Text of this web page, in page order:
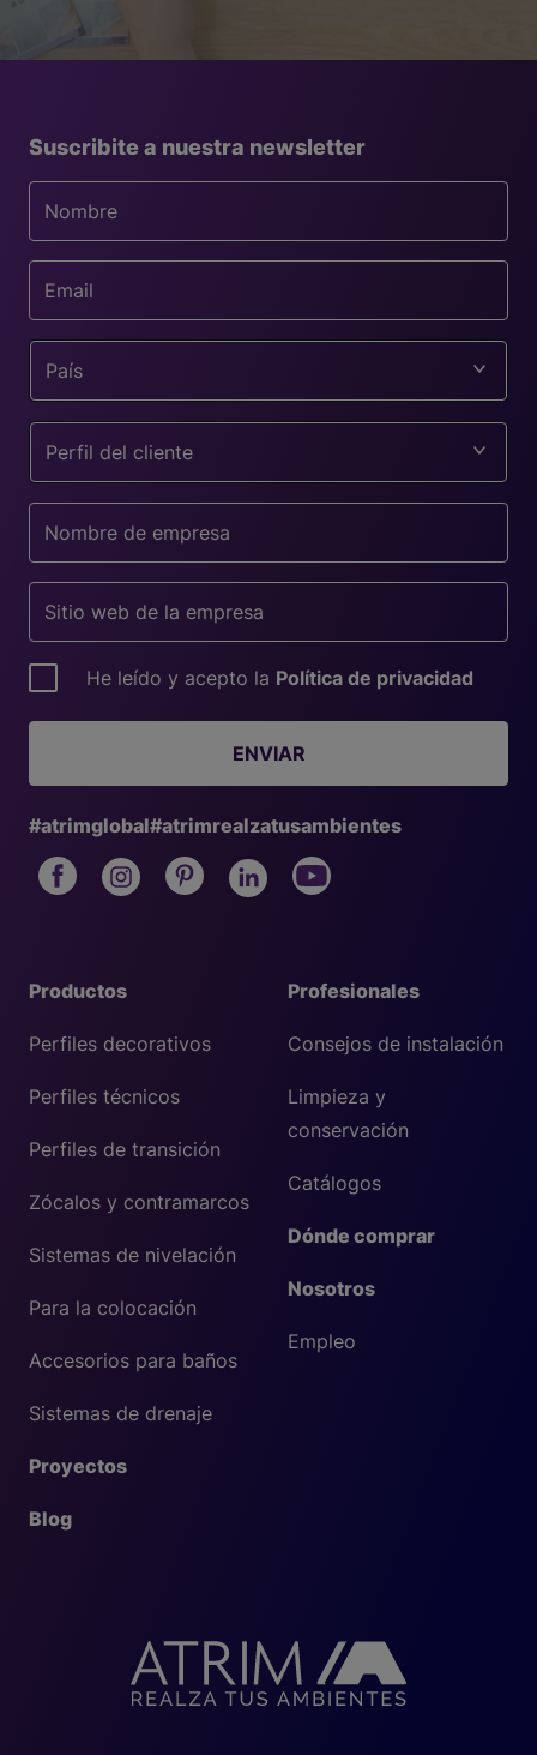
Profesionales
Consejos de instalación
Limpieza y
conservación
Catálogos
Dónde comprar
Nosotros
Empleo
Productos
Perfiles decorativos
Perfiles técnicos
Perfiles de transición
Zócalos y contramarcos
Sistemas de nivelación
Para la colocación
Accesorios para baños
Sistemas de drenaje
Proyectos
Blog
Suscribite a nuestra newsletter
País
Perfil del cliente
He leído y acepto la Política de privacidad
ENVIAR
#atrimglobal#atrimrealzatusambientes